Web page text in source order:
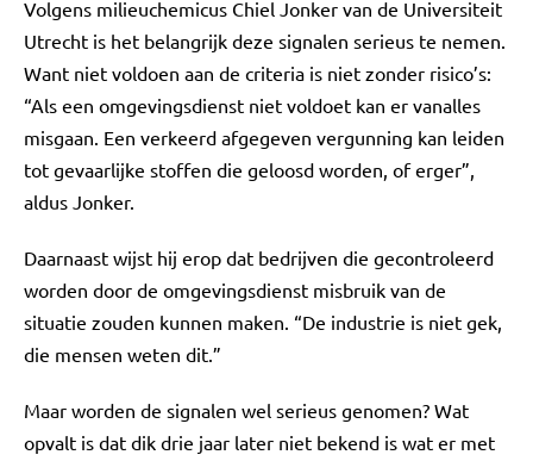
Volgens milieuchemicus Chiel Jonker van de Universiteit
Utrecht is het belangrijk deze signalen serieus te nemen.
Want niet voldoen aan de criteria is niet zonder risico’s:
“Als een omgevingsdienst niet voldoet kan er vanalles
misgaan. Een verkeerd afgegeven vergunning kan leiden
tot gevaarlijke stoffen die geloosd worden, of erger”,
aldus Jonker.
Daarnaast wijst hij erop dat bedrijven die gecontroleerd
worden door de omgevingsdienst misbruik van de
situatie zouden kunnen maken. “De industrie is niet gek,
die mensen weten dit.”
Maar worden de signalen wel serieus genomen? Wat
opvalt is dat dik drie jaar later niet bekend is wat er met